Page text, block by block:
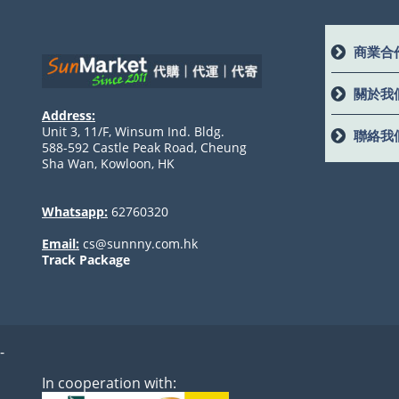
Address:
Unit 3, 11/F, Winsum Ind. Bldg.
588-592 Castle Peak Road, Cheung
Sha Wan, Kowloon, HK
Whatsapp: 62760320
Email: cs@sunnny.com.hk
Track Package
商業合
關於我
聯絡我
-
In cooperation with: